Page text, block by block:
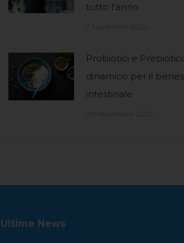
tutto l’anno
Probiotici e
dinamico per il
intestinale
Ultime News